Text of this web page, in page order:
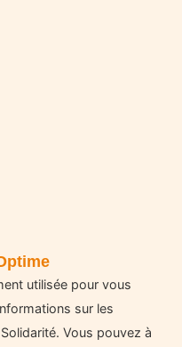
utilisée pour vous
sur les
Vous pouvez à